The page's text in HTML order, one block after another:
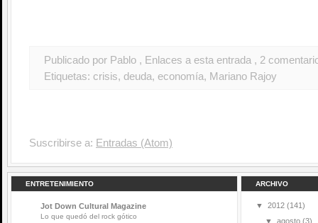
Publicado por Pablo , Enlaces a esta entrada , 2
Etiquetas: crisis, deuda, economía, Mariano Rajoy
Suscribirse a: Entradas (Atom)
ENTRETENIMIENTO
Jot Down Cultural Magazine
Lo que quedó del rock gótico
ARCHIVO
▼ 2012 (141)
▼
agosto (3)